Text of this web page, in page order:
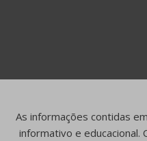
As informações contidas
informativo e educacional.